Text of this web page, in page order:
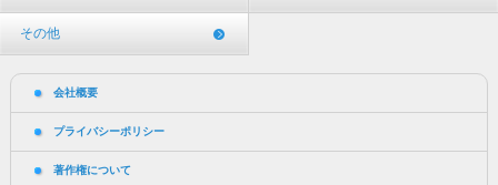
その他
会社概要
プライバシーポリシー
著作権について